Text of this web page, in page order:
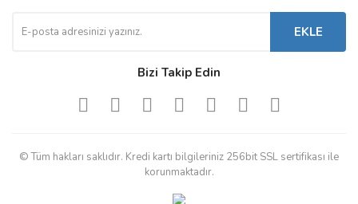
EKLE
Bizi Takip Edin
© Tüm hakları saklıdır. Kredi kartı bilgileriniz 256bit SSL sertifikası ile
korunmaktadır.